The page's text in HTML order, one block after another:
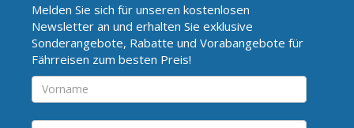
Melden Sie sich für unseren kostenlosen
Newsletter an und erhalten Sie exklusive
Sonderangebote, Rabatte und Vorabangebote für
Fährreisen zum besten Preis!